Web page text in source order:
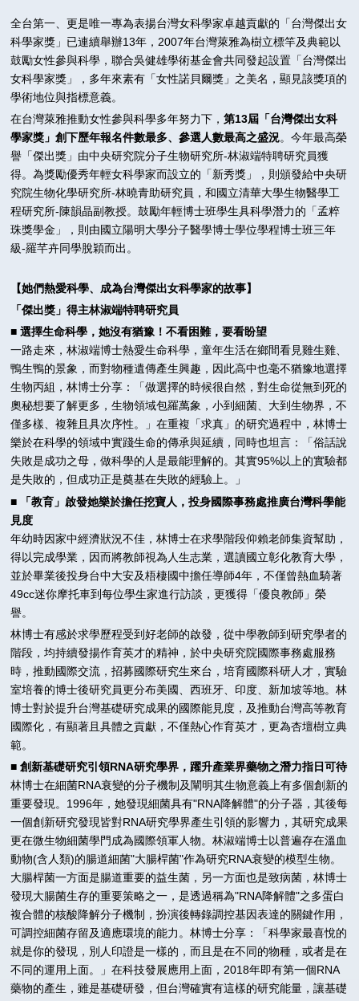
全台第一、更是唯一專為表揚台灣女科學家卓越貢獻的「台灣傑出女
科學家獎」已連續舉辦13年，2007年台灣萊雅為樹立標竿及典範以
鼓勵女性參與科學，聯合吳健雄學術基金會共同發起設置「台灣傑出
女科學家獎」，多年來素有「女性諾貝爾獎」之美名，顯見該獎項的
學術地位與指標意義。
在台灣萊雅推動女性參與科學多年努力下，第13屆「台灣傑出女科
學家獎」創下歷年報名件數最多、參選人數最高之盛況。今年最高榮
譽「傑出獎」由中央研究院分子生物研究所-林淑端特聘研究員獲
得。為獎勵優秀年輕女科學家而設立的「新秀獎」，則頒發給中央研
究院生物化學研究所-林曉青助研究員，和國立清華大學生物醫學工
程研究所-陳韻晶副教授。鼓勵年輕博士班學生具科學潛力的「孟粹
珠獎學金」，則由國立陽明大學分子醫學博士學位學程博士班三年
級-羅芊卉同學脫穎而出。
【她們熱愛科學、成為台灣傑出女科學家的故事】
「傑出獎」得主林淑端特聘研究員
■ 選擇生命科學，她沒有猶豫！不看困難，要看盼望
一路走來，林淑端博士熱愛生命科學，童年生活在鄉間看見雞生雞、
鴨生鴨的景象，而對物種遺傳產生興趣，因此高中也毫不猶豫地選擇
生物丙組，林博士分享：「做選擇的時候很自然，對生命從無到死的
奧秘想要了解更多，生物領域包羅萬象，小到細菌、大到生物界，不
僅多樣、複雜且具次序性。」在重複「求真」的研究過程中，林博士
樂於在科學的領域中實踐生命的傳承與延續，同時也坦言：「俗話說
失敗是成功之母，做科學的人是最能理解的。其實95%以上的實驗都
是失敗的，但成功正是奠基在失敗的經驗上。」
■ 「教育」啟發她樂於擔任挖寶人，投身國際事務處推廣台灣科學能
見度
年幼時因家中經濟狀況不佳，林博士在求學階段仰賴老師集資幫助，
得以完成學業，因而將教師視為人生志業，選讀國立彰化教育大學，
並於畢業後投身台中大安及梧棲國中擔任導師4年，不僅曾熱血騎著
49cc迷你摩托車到每位學生家進行訪談，更獲得「優良教師」榮
譽。
林博士有感於求學歷程受到好老師的啟發，從中學教師到研究學者的
階段，均持續發揚作育英才的精神，於中央研究院國際事務處服務
時，推動國際交流，招募國際研究生來台，培育國際科研人才，實驗
室培養的博士後研究員更分布美國、西班牙、印度、新加坡等地。林
博士對於提升台灣基礎研究成果的國際能見度，及推動台灣高等教育
國際化，有顯著且具體之貢獻，不僅熱心作育英才，更為杏壇樹立典
範。
■ 創新基礎研究引領RNA研究學界，躍升產業界藥物之潛力指日可待
林博士在細菌RNA衰變的分子機制及闡明其生物意義上有多個創新的
重要發現。1996年，她發現細菌具有"RNA降解體"的分子器，其後每
一個創新研究發現皆對RNA研究學界產生引領的影響力，其研究成果
更在微生物細菌學門成為國際領軍人物。林淑端博士以普遍存在溫血
動物(含人類)的腸道細菌"大腸桿菌"作為研究RNA衰變的模型生物。
大腸桿菌一方面是腸道重要的益生菌，另一方面也是致病菌，林博士
發現大腸菌生存的重要策略之一，是透過稱為"RNA降解體"之多蛋白
複合體的核酸降解分子機制，扮演後轉錄調控基因表達的關鍵作用，
可調控細菌存留及適應環境的能力。林博士分享：「科學家最喜悅的
就是你的發現，別人印證是一樣的，而且是在不同的物種，或者是在
不同的運用上面。」在科技發展應用上面，2018年即有第一個RNA
藥物的產生，雖是基礎研發，但台灣確實有這樣的研究能量，讓基礎